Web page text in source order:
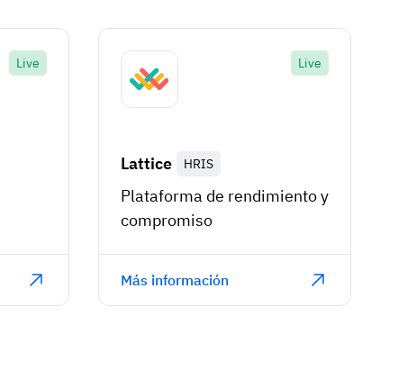
Live Live
Lattice HRIS
Plataforma de rendimiento y
compromiso
Más información